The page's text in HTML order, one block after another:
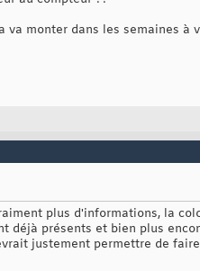
va monter dans les semaines à
plus d'informations, la
déjà présents et bien plus
justement permettre de